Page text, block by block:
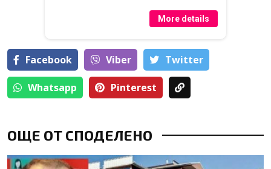
More details
Facebook Viber Тwitter
Whatsapp Pinterest
ОЩЕ ОТ СПОДЕЛЕНО